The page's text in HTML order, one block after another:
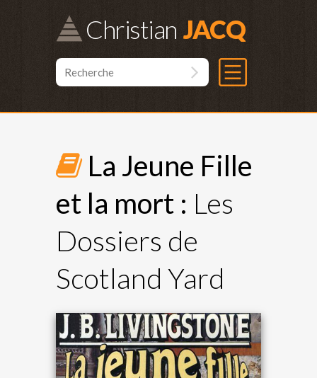
Christian
La Jeune Fille
et la mort : Les
Dossiers de
Scotland Yard